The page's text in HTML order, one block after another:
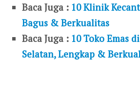
Baca Juga : 10 Klinik
Bagus & Berkualitas
Baca Juga : 10 Toko Emas
Selatan, Lengkap &